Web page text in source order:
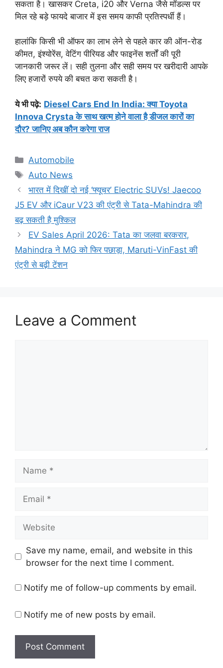
सकता है। खासकर Creta, i20 और Verna जैसे मॉडल्स पर
मिल रहे बड़े फायदे बाजार में इस समय काफी प्रतिस्पर्धी हैं।
हालांकि किसी भी ऑफर का लाभ लेने से पहले कार की ऑन-रोड
कीमत, इंश्योरेंस, वेटिंग पीरियड और फाइनेंस शर्तों की पूरी
जानकारी जरूर लें। सही तुलना और सही समय पर खरीदारी आपके
लिए हजारों रुपये की बचत करा सकती है।
ये भी पढ़े: Diesel Cars End In India: क्या Toyota
Innova Crysta के साथ खत्म होने वाला है डीजल कारों का
दौर? जानिए अब कौन करेगा राज
Categories
Automobile
Tags
Auto News
भारत में दिखीं दो नई ‘फ्यूचर’ Electric SUVs! Jaecoo
J5 EV और iCaur V23 की एंट्री से Tata-Mahindra की
बढ़ सकती है मुश्किल
EV Sales April 2026: Tata का जलवा बरकरार,
Mahindra ने MG को फिर पछाड़ा, Maruti-VinFast की
एंट्री से बढ़ी टेंशन
Leave a Comment
Save my name, email, and website in this
browser for the next time I comment.
Notify me of follow-up comments by email.
Notify me of new posts by email.